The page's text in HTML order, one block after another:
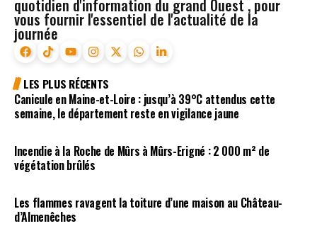
quotidien d'information du grand Ouest , pour
vous fournir l'essentiel de l'actualité de la
journée
LES PLUS RÉCENTS
Canicule en Maine-et-Loire : jusqu’à 39°C attendus cette
semaine, le département reste en vigilance jaune
Incendie à la Roche de Mûrs à Mûrs-Erigné : 2 000 m² de
végétation brûlés
Les flammes ravagent la toiture d’une maison au Château-
d’Almenêches